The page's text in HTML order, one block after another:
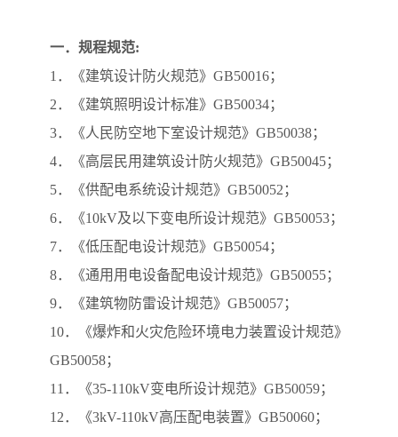
一．规程规范:
1．《建筑设计防火规范》GB50016；
2．《建筑照明设计标准》GB50034；
3．《人民防空地下室设计规范》GB50038；
4．《高层民用建筑设计防火规范》GB50045；
5．《供配电系统设计规范》GB50052；
6．《10kV及以下变电所设计规范》GB50053；
7．《低压配电设计规范》GB50054；
8．《通用用电设备配电设计规范》GB50055；
9．《建筑物防雷设计规范》GB50057；
10．《爆炸和火灾危险环境电力装置设计规范》
GB50058；
11．《35-110kV变电所设计规范》GB50059；
12．《3kV-110kV高压配电装置》GB50060；